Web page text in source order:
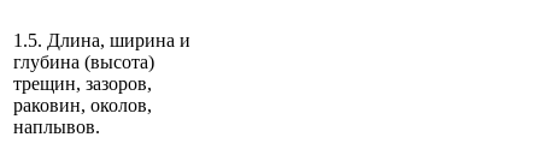
1.5. Длина, ширина и
глубина (высота)
трещин, зазоров,
раковин, околов,
наплывов.